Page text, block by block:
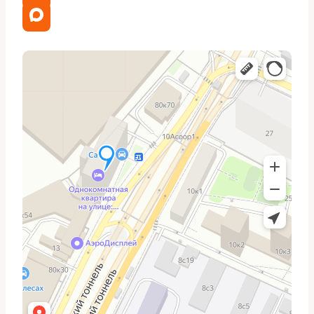
механические повреждения корпуса рейки, тогда нужно
рассмотреть более комплексный ремонт. Замена одного
насоса не решит всех проблем системы.
Необходимые инструменты и
Подготовьте комплект уплотнений, пару новых хомутов для
шлангов, правильную рабочую жидкость (следуйте
рекомендациям производителя марки автомобиля), ключи,
динамометрический ключ и пару пластиковых ёмкостей для
Полный список для одной замены можно представить
кратко:
Насос LiXiang one, подходящий по совпадению
установочных отверстий;
Ремень привода (при необходимости замены);
Хомуты и уплотнители для шлангов;
Течь/промывочная жидкость и рабочая жидкость ГУР;